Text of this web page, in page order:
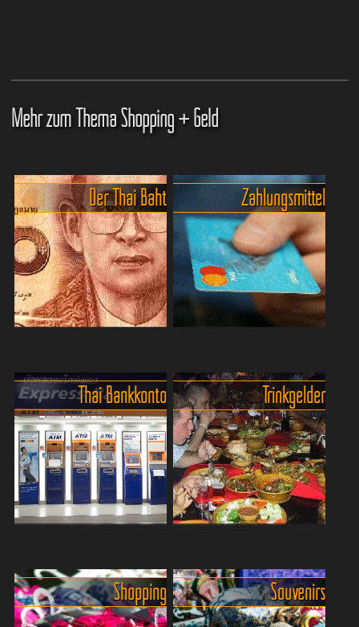
Mehr zum Thema Shopping + Geld
Thailand.
Wer nach Thailand
fährt, sollte nicht nur seine
Badesachen einpacken –
sondern auch ein bisschen
Baht-Know-how. Geld und...
Der Thai Baht
nach Thailand mitnehmen?.
Bevor man seinen Urlaub
plant, sollte man wissen,
wohin die Reise geht.
Thailand ist zwar mit
Wechselstuben in den
Touri...
Zahlungsmittel
Ein Konto auf der Thai-Bank.
Für Reisende, die häufig
Thailand besuchen, ist ein
Thai Bankkonto
oder auf deutsch Trinkgeld.
Trinkgeld in Thailand – das
ewige Rätsel zwischen
Trinkgelder
Shopping Souvenirs